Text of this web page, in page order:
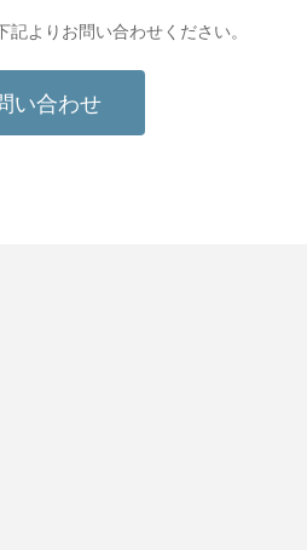
記よりお問い合わせください。
い合わせ